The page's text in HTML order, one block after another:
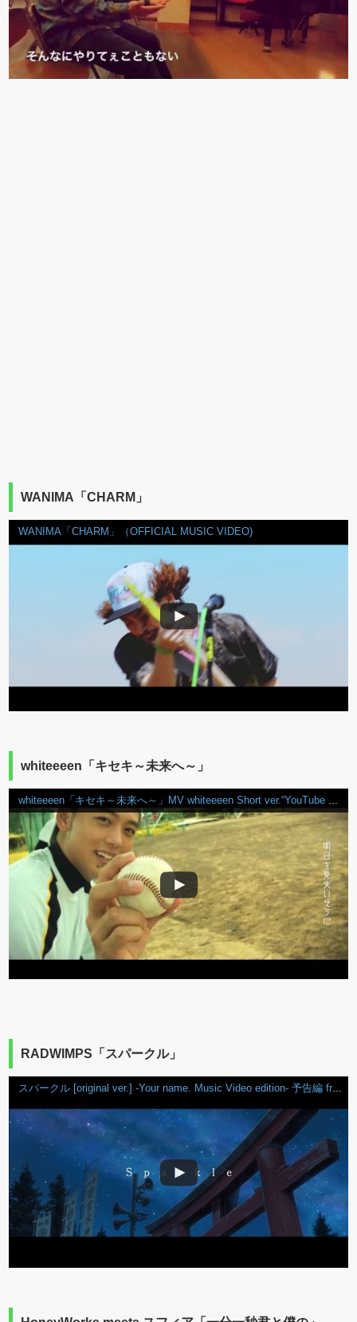
WANIMA「CHARM」
WANIMA「CHARM」（OFFICIAL MUSIC VIDEO)
whiteeeen「キセキ～未来へ～」
whiteeeen「キセキ～未来へ～」MV whiteeeen Short ver.“YouTube Mix”
RADWIMPS「スパークル」
スパークル [original ver.] -Your name. Music Video edition- 予告編 from new album「人間開花」初回盤DVD